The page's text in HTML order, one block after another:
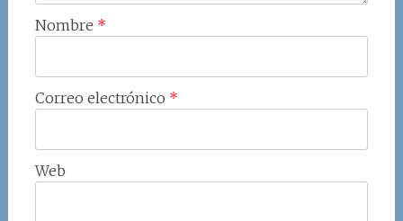
Nombre *
Correo electrónico *
Web